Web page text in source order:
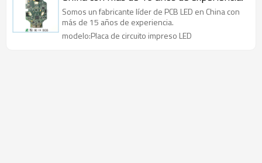
Somos un fabricante líder de PCB LED en China con
más de 15 años de experiencia.
modelo:Placa de circuito impreso LED